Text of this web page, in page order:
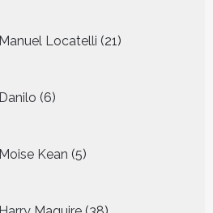
Manuel Locatelli 21
producten
Danilo 6
producten
Moise Kean 5
producten